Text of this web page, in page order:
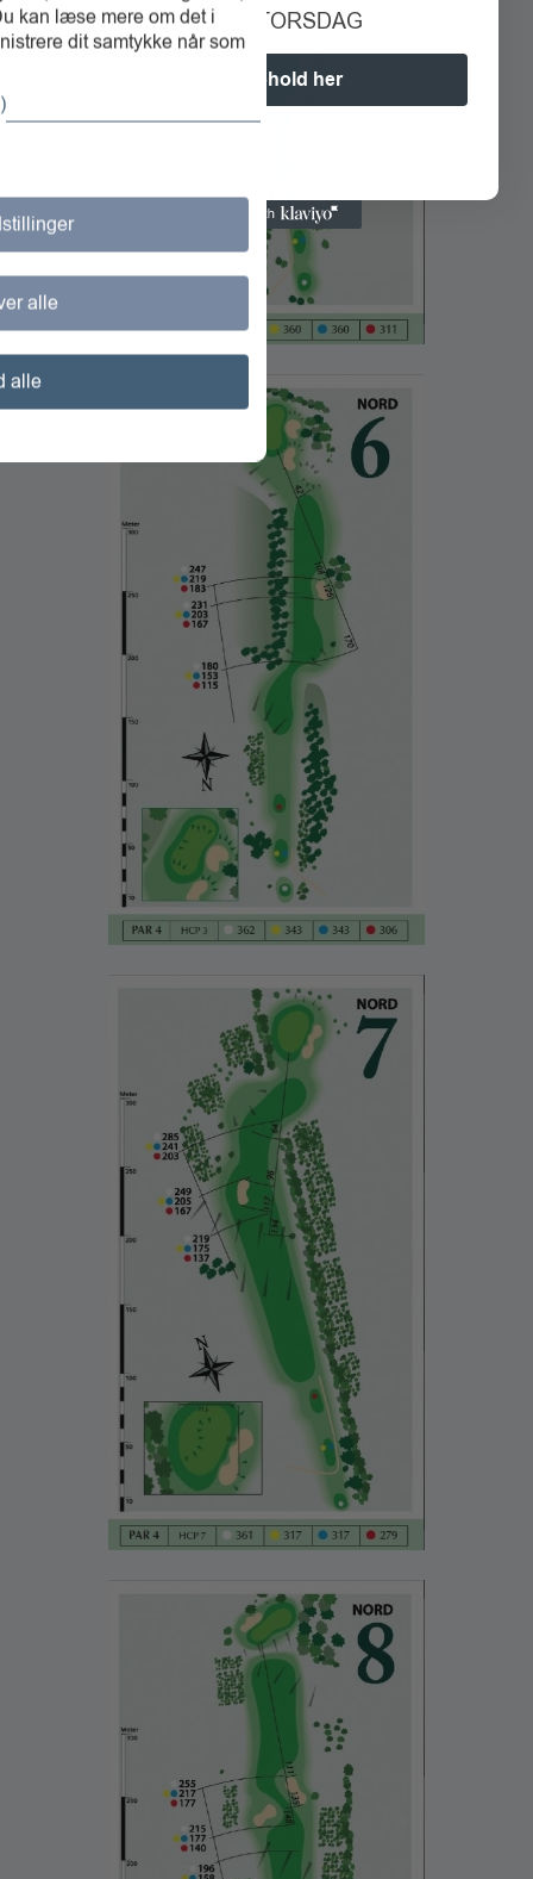
kan læse mere om det i
dit samtykke når som
alle
alle
SØNDAG–TORSDAG
Book ophold her